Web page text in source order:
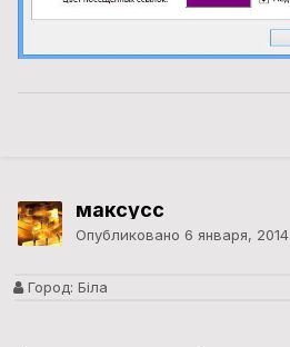
максусс
Опубликовано 6 января, 2014
Город: Біла